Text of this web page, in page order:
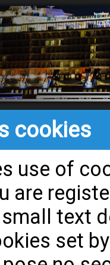
cookies
use of
are
text
set